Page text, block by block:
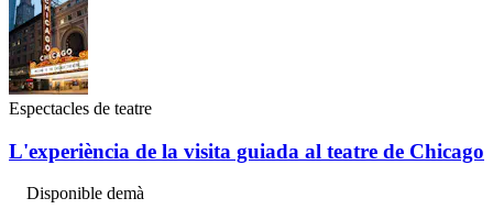
Espectacles de teatre
L'experiència de la visita guiada al teatre de Chicago
Disponible demà